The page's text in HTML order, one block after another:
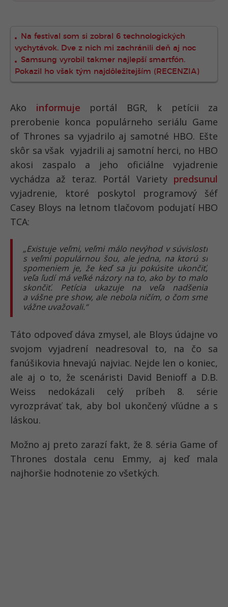
Na festival som si zobral 6 technologických
vychytávok. Dve z nich mi zachránili deň aj noc
Samsung vyrobil takmer najlepší smartfón.
Pokazil ho však tým najdôležitejším (RECENZIA)
Ako informuje portál BGR, k petícii za
prerobenie konca populárneho seriálu Game
of Thrones sa vyjadrilo aj samotné HBO. Ešte
skôr sa však vyjadrili aj samotní herci, no HBO
akosi zaspalo a jeho oficiálne vyjadrenie
vychádza až teraz. Portál Variety predsunul
vyjadrenie, ktoré poskytol programový šéf
Casey Bloys na letnom tlačovom podujatí HBO
TCA:
„Existuje veľmi, veľmi málo nevýhod v súvislosti
s veľmi populárnou šou, ale jedna, na ktorú si
spomeniem je, že keď sa ju pokúsite ukončiť,
veľa ľudí má veľké názory na to, ako by to malo
skončiť. Petícia ukazuje na veľa nadšenia
a vášne pre show, ale nebola ničím, o čom sme
vážne uvažovali.“
Táto odpoveď dáva zmysel, ale Bloys údajne vo
svojom vyjadrení neadresoval to, na čo sa
fanúšikovia hnevajú najviac. Nejde len o koniec,
ale aj o to, že scenáristi David Benioff a D.B.
Weiss nedokázali celý príbeh 8. série
vyrozprávať tak, aby bol ukončený vľúdne a s
láskou.
Možno aj preto zarazí fakt, že 8. séria Game of
Thrones dostala cenu Emmy, aj keď mala
najhoršie hodnotenie zo všetkých.